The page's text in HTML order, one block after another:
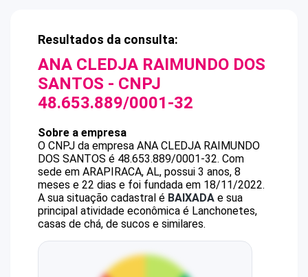
Resultados da consulta:
ANA CLEDJA RAIMUNDO DOS
SANTOS - CNPJ
48.653.889/0001-32
Sobre a empresa
O CNPJ da empresa ANA CLEDJA RAIMUNDO
DOS SANTOS é 48.653.889/0001-32. Com
sede em ARAPIRACA, AL, possui 3 anos, 8
meses e 22 dias e foi fundada em 18/11/2022.
A sua situação cadastral é BAIXADA e sua
principal atividade econômica é Lanchonetes,
casas de chá, de sucos e similares.